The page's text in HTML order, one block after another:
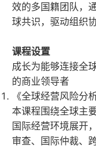
效的多国籍团队，
球共识，驱动组织
课程设置
成长为能够连接全
的商业领导者
《全球经营风险分
本课程围绕全球主
国际经营环境展开
审查、国际仲裁、